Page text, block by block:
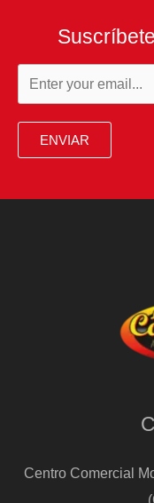
ENVIAR
Centro Comercial